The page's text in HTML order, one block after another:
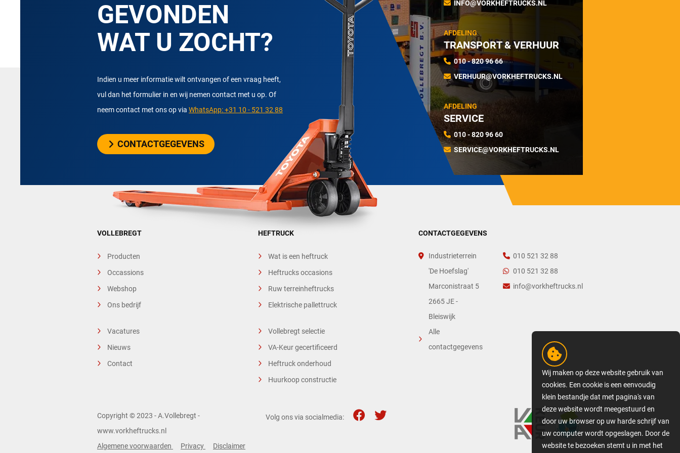
GEVONDEN
WAT U ZOCHT?
Indien u meer informatie wilt ontvangen of een vraag heeft,
vul dan het formulier in en wij nemen contact met u op. Of
neem contact met ons op via WhatsApp: +31 10 - 521 32 88
CONTACTGEGEVENS
INFO@VORKHEFTRUCKS.NL
AFDELING
TRANSPORT & VERHUUR
010 - 820 96 66
VERHUUR@VORKHEFTRUCKS.NL
AFDELING
SERVICE
010 - 820 96 60
SERVICE@VORKHEFTRUCKS.NL
VOLLEBREGT
Producten
Occassions
Webshop
Ons bedrijf
Vacatures
Nieuws
Contact
HEFTRUCK
Wat is een heftruck
Heftrucks occasions
Ruw terreinheftrucks
Elektrische pallettruck
Vollebregt selectie
VA-Keur gecertificeerd
Heftruck onderhoud
Huurkoop constructie
CONTACTGEGEVENS
Industrieterrein
'De Hoefslag'
Marconistraat 5
2665 JE -
Bleiswijk
Alle
contactgegevens
010 521 32 88
010 521 32 88
info@vorkheftrucks.nl
Copyright © 2023 - A.Vollebregt -
www.vorkheftrucks.nl
Algemene voorwaarden
Privacy Disclaimer
Volg ons via socialmedia:
Wij maken op deze website gebruik van
cookies. Een cookie is een eenvoudig
klein bestandje dat met pagina's van
deze website wordt meegestuurd en
door uw browser op uw harde schrijf van
uw computer wordt opgeslagen. Door de
website te bezoeken stemt u in met het